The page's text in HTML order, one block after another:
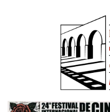
Image